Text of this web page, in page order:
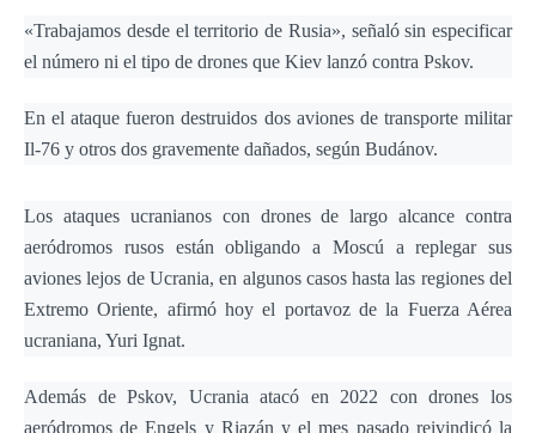
«Trabajamos desde el territorio de Rusia», señaló sin especificar
el número ni el tipo de drones que Kiev lanzó contra Pskov.
En el ataque fueron destruidos dos aviones de transporte militar
Il-76 y otros dos gravemente dañados, según Budánov.
Los ataques ucranianos con drones de largo alcance contra
aeródromos rusos están obligando a Moscú a replegar sus
aviones lejos de Ucrania, en algunos casos hasta las regiones del
Extremo Oriente, afirmó hoy el portavoz de la Fuerza Aérea
ucraniana, Yuri Ignat.
Además de Pskov, Ucrania atacó en 2022 con drones los
aeródromos de Engels y Riazán y el mes pasado reivindicó la